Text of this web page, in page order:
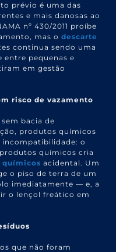
prévio é uma das
e mais danosas ao
nº 430/2011 proíbe
mas odescarte
continua sendo uma
entre pequenas e
em gestão
risco de vazamento
bacia de
produtos químicos
incompatibilidade: o
químicos cria
químicos acidental. Um
o piso de terra de um
imediatamente — e, a
o lençol freático em
que não foram